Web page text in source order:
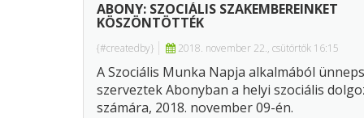
ABONY: SZOCIÁLIS SZAKEMBEREINKET
KÖSZÖNTÖTTÉK
{#createdby} 2018. november 22., csütörtök 16:15
A Szociális Munka Napja alkalmából
szerveztek Abonyban a helyi szociális
számára, 2018. november 09-én.